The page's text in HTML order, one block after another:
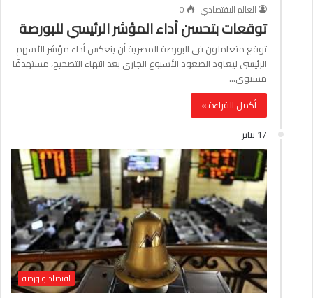
العالم الاقتصادي
0
توقعات بتحسن أداء المؤشر الرئيسي للبورصة
توقع متعاملون فى البورصة المصرية أن ينعكس أداء مؤشر الأسهم
الرئيسى ليعاود الصعود الأسبوع الجاري بعد انتهاء التصحيح، مستهدفًا
مستوى…
أكمل القراءة »
17 يناير
اقتصاد وبورصة